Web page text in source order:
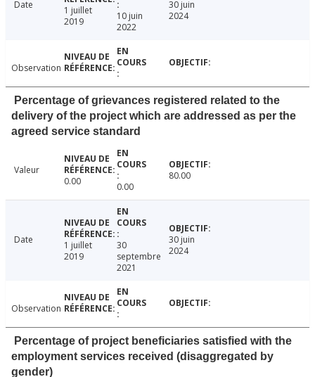
Date
1 juillet
2019
10 juin
2022
30 juin
2024
Observation
Percentage of grievances registered related to the
delivery of the project which are addressed as per the
agreed service standard
Valeur
0.00
0.00
80.00
Date
1 juillet
2019
30
septembre
2021
30 juin
2024
Observation
Percentage of project beneficiaries satisfied with the
employment services received (disaggregated by
gender)